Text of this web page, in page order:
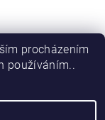
procházením
používáním..